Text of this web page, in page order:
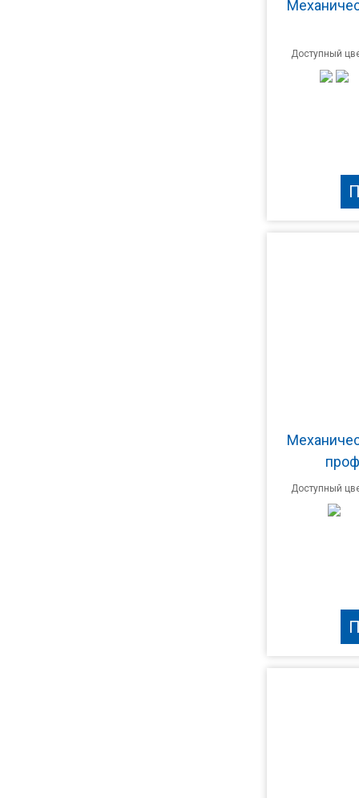
Доступный
Доступный